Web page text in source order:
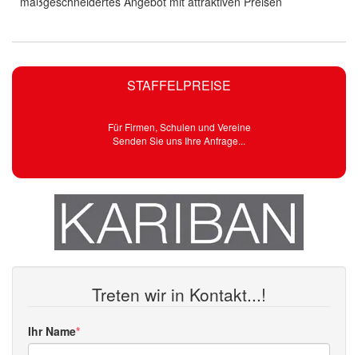
STAFFELPREISE
Für Firmen, Schulen und Vereine
Senden Sie uns Ihre Anfrage...
Treten wir in Kontakt...!
Ihr Name